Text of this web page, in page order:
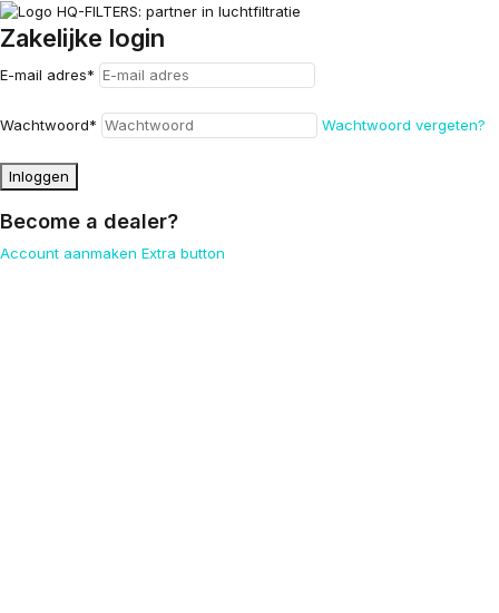
Zakelijke login
E-mail adres*
Wachtwoord* Wachtwoord vergeten?
Inloggen
Become a dealer?
Account aanmaken Extra button